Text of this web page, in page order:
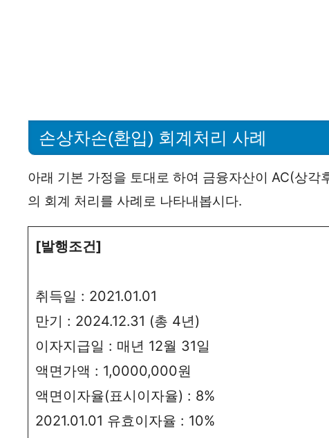
손상차손(환입) 회계처리 사례
아래 기본 가정을 토대로 하여 금융자산이 AC(상
의 회계 처리를 사례로 나타내봅시다.
[발행조건]
취득일 : 2021.01.01
만기 : 2024.12.31 (총 4년)
이자지급일 : 매년 12월 31일
액면가액 : 1,0000,000원
액면이자율(표시이자율) : 8%
2021.01.01 유효이자율 : 10%